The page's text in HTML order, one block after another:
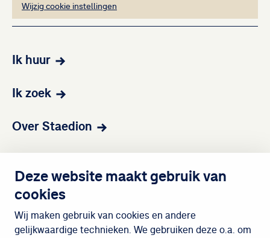
Deze website maakt gebruik van
cookies
Wij maken gebruik van cookies en andere
gelijkwaardige technieken. We gebruiken deze o.a. om
Wijzig cookie instellingen
Ik huur
Ik zoek
Over Staedion
Wijken